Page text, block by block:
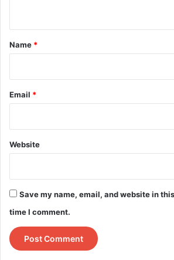
*
Name *
Email *
Website
Save my name, email, and website in
time I comment.